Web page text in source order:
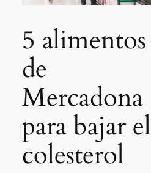
5 alimentos
de
Mercadona
para bajar el
colesterol